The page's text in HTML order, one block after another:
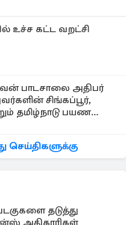
உச்ச கட்ட வறட்சி
பாடசாலை அதிபர்
சிங்கப்பூர்,
தமிழ்நாடு பயண
செய்திகளுக்கு
தடுத்து
அதிகாரிகள்